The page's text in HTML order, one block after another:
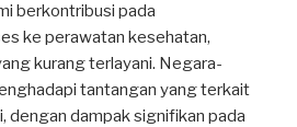
berkontribusi pada
ke perawatan kesehatan,
kurang terlayani. Negara-
tantangan yang terkait
dengan dampak signifikan pada